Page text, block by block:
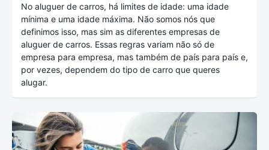
No aluguer de carros, há limites de idade: uma idade
mínima e uma idade máxima. Não somos nós que
definimos isso, mas sim as diferentes empresas de
aluguer de carros. Essas regras variam não só de
empresa para empresa, mas também de país para país e,
por vezes, dependem do tipo de carro que queres
alugar.